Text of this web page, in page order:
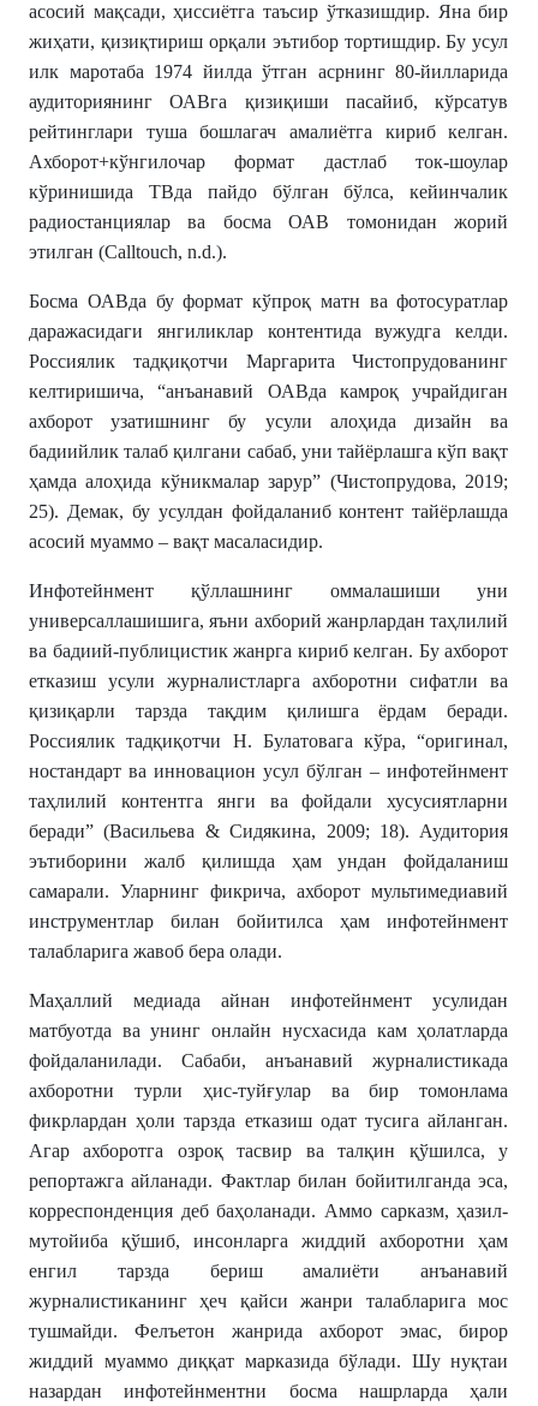
асосий мақсади, ҳиссиётга таъсир ўтказишдир. Яна бир
жиҳати, қизиқтириш орқали эътибор тортишдир. Бу усул
илк маротаба 1974 йилда ўтган асрнинг 80-йилларида
аудиториянинг ОАВга қизиқиши пасайиб, кўрсатув
рейтинглари туша бошлагач амалиётга кириб келган.
Ахборот+кўнгилочар формат дастлаб ток-шоулар
кўринишида ТВда пайдо бўлган бўлса, кейинчалик
радиостанциялар ва босма ОАВ томонидан жорий
этилган (Calltouch, n.d.).
Босма ОАВда бу формат кўпроқ матн ва фотосуратлар
даражасидаги янгиликлар контентида вужудга келди.
Россиялик тадқиқотчи Маргарита Чистопрудованинг
келтиришича, “анъанавий ОАВда камроқ учрайдиган
ахборот узатишнинг бу усули алоҳида дизайн ва
бадиийлик талаб қилгани сабаб, уни тайёрлашга кўп вақт
ҳамда алоҳида кўникмалар зарур” (Чистопрудова, 2019;
25). Демак, бу усулдан фойдаланиб контент тайёрлашда
асосий муаммо – вақт масаласидир.
Инфотейнмент қўллашнинг оммалашиши уни
универсаллашишига, яъни ахборий жанрлардан таҳлилий
ва бадиий-публицистик жанрга кириб келган. Бу ахборот
етказиш усули журналистларга ахборотни сифатли ва
қизиқарли тарзда тақдим қилишга ёрдам беради.
Россиялик тадқиқотчи Н. Булатовага кўра, “оригинал,
ностандарт ва инновацион усул бўлган – инфотейнмент
таҳлилий контентга янги ва фойдали хусусиятларни
беради” (Васильева & Сидякина, 2009; 18). Аудитория
эътиборини жалб қилишда ҳам ундан фойдаланиш
самарали. Уларнинг фикрича, ахборот мультимедиавий
инструментлар билан бойитилса ҳам инфотейнмент
талабларига жавоб бера олади.
Маҳаллий медиада айнан инфотейнмент усулидан
матбуотда ва унинг онлайн нусхасида кам ҳолатларда
фойдаланилади. Сабаби, анъанавий журналистикада
ахборотни турли ҳис-туйғулар ва бир томонлама
фикрлардан ҳоли тарзда етказиш одат тусига айланган.
Агар ахборотга озроқ тасвир ва талқин қўшилса, у
репортажга айланади. Фактлар билан бойитилганда эса,
корреспонденция деб баҳоланади. Аммо сарказм, ҳазил-
мутойиба қўшиб, инсонларга жиддий ахборотни ҳам
енгил тарзда бериш амалиёти анъанавий
журналистиканинг ҳеч қайси жанри талабларига мос
тушмайди. Фелъетон жанрида ахборот эмас, бирор
жиддий муаммо диққат марказида бўлади. Шу нуқтаи
назардан инфотейнментни босма нашрларда ҳали